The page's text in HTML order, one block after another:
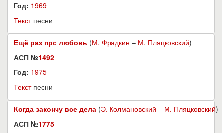
Год: 1969
Текстпесни
Ещё раз про любовь (М. Фрадкин – М. Пляцковский)
АСП №1492
Год: 1975
Текстпесни
Когда закончу все дела (Э. Колмановский – М. Пляцковский)
АСП №1775